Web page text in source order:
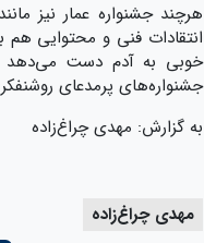
هرچند جشنواره عمار نیز
انتقادات فنی و محتوایی هم
خوبی به آدم دست می‌دهد
جشنواره‌های پرمدعای
به گزارش: مهدی چراغ‌زاده
مهدی چراغ‌زاده